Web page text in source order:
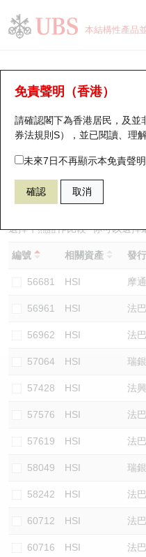
本結構性產品
免責聲明（香港）
請確認閣下為香港居民，及
券法規則S），並已閱讀、理
未來7日不再顯示本免責聲明
確認 取消
牛熊證分析儀
表現 街貨統計 比較
54730 瑞銀熊證
選擇牛熊證作比較 *你可以選擇
編號 相關資產 發
56681 HSI 摩通
56961 HSI 法巴
56962 HSI 法巴
57064 HSI 瑞銀
57428 HSI 法興
57576 HSI 法巴
57619 HSI 法巴
58049 HSI 瑞銀
58242 HSI 法巴
60712 HSI 法巴
60716 HSI 法巴
瑞銀認股證一覽
新發行瑞銀認股證
即將到期認股證
認股證到期結算價查詢
認股證分析儀
認股證速算機
認股證/牛熊證日誌
認股證文件及公告
街貨統計
比較
牛熊全景快搜
牛熊證搜尋
牛熊證街貨分佈圖
正股牛熊證列表
新發行瑞銀牛熊證
已收回牛熊證剩餘價值
牛熊證到期結算價查詢
牛熊證分析儀
牛熊證文件及公告
牛熊證文件及公告 (瑞信)
街貨統計
比較
十大升幅/跌幅
十大認股證成交分佈
十天股證佔大市成交
資金流
街貨統計
三十大平均引伸波幅
正股分析儀
二十大活躍股份
恒指成份股
國指成份股
科指成份股
相關資產沽空
中資ETFs溢價比較
AH 股價對照
ADR
收市競價變化
持股比重
顯示所有持股比重
每月輪證大市專題
輪證專欄
講座及教育短片
認股證投資者教育
牛熊證投資者教育
認股證牛熊證常問問題